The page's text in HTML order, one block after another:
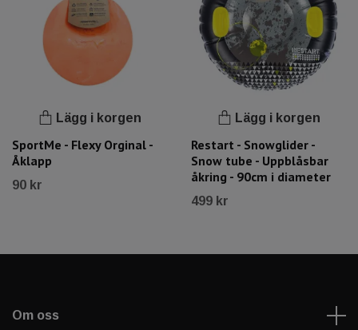
Lägg i korgen
SportMe - Flexy Orginal -
Åklapp
90 kr
Lägg i korgen
Restart - Snowglider -
Snow tube - Uppblåsbar
åkring - 90cm i diameter
499 kr
Om oss